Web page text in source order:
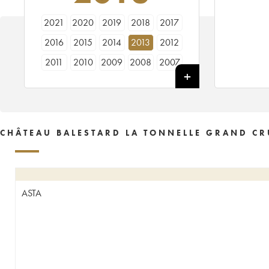
2021 2020 2019 2018
2017
2016
2015 2014 2013
2012
2011
2010 2009 2008
2007
1980
1979 1978 1977
1976
CHÂTEAU BALESTARD LA TONNELLE GRAND
ASTA